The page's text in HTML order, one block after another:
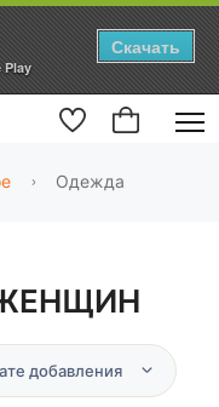
Play
Скачать
Одежда
добавления